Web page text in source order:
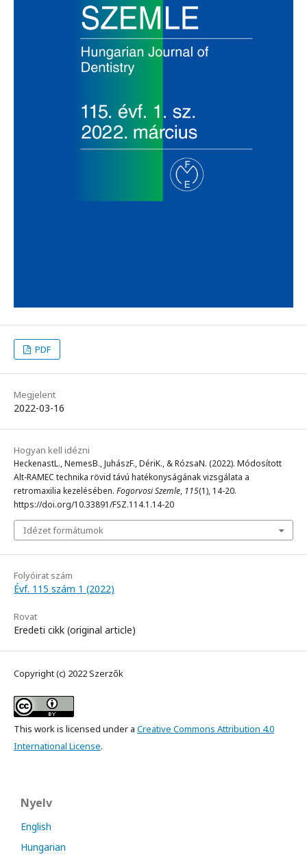
PDF
Megjelent
2022-03-16
Hogyan kell idézni
HeckenastL., NemesB., JuhászF., DériK., & RózsaN. (2022). Módosított
Alt-RAMEC technika rövid távú hatékonyságának vizsgálata a
retromaxilia kezelésében. Fogorvosi Szemle, 115(1), 14-20.
https://doi.org/10.33891/FSZ.114.1.14-20
Idézet formátumok
Folyóirat szám
Évf. 115 szám 1 (2022)
Rovat
Eredeti cikk (original article)
Copyright (c) 2022 Szerzők
This work is licensed under a Creative Commons Attribution 4.0
International License.
Nyelv
English
Hungarian